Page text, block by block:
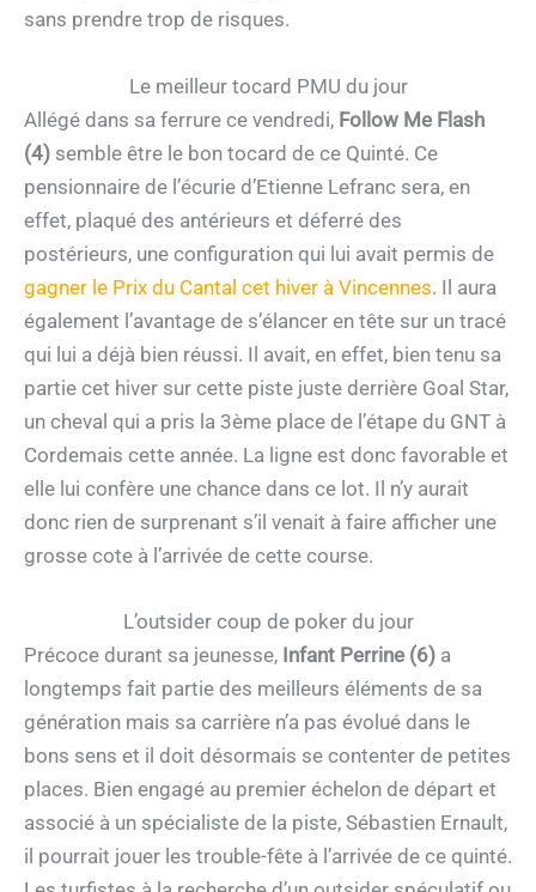
sans prendre trop de risques.
Le meilleur tocard PMU du jour
Allégé dans sa ferrure ce vendredi, Follow Me Flash
(4) semble être le bon tocard de ce Quinté. Ce
pensionnaire de l’écurie d’Etienne Lefranc sera, en
effet, plaqué des antérieurs et déferré des
postérieurs, une configuration qui lui avait permis de
gagner le Prix du Cantal cet hiver à Vincennes. Il aura
également l’avantage de s’élancer en tête sur un tracé
qui lui a déjà bien réussi. Il avait, en effet, bien tenu sa
partie cet hiver sur cette piste juste derrière Goal Star,
un cheval qui a pris la 3ème place de l’étape du GNT à
Cordemais cette année. La ligne est donc favorable et
elle lui confère une chance dans ce lot. Il n’y aurait
donc rien de surprenant s’il venait à faire afficher une
grosse cote à l’arrivée de cette course.
L’outsider coup de poker du jour
Précoce durant sa jeunesse, Infant Perrine (6) a
longtemps fait partie des meilleurs éléments de sa
génération mais sa carrière n’a pas évolué dans le
bons sens et il doit désormais se contenter de petites
places. Bien engagé au premier échelon de départ et
associé à un spécialiste de la piste, Sébastien Ernault,
il pourrait jouer les trouble-fête à l’arrivée de ce quinté.